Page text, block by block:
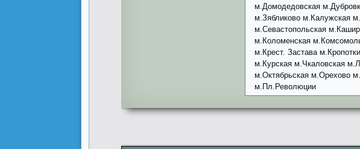
м.Домодедовская
м.Зябликово м.Калужская
м.Севастопольская
м.Коломенская
м.Крест. Застава
м.Курская м.Чкаловская
м.Октябрьская м.Орехово
м.Пл.Революции